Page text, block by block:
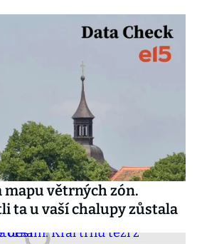
větrných zón.
ta u vaší chalupy zůstala